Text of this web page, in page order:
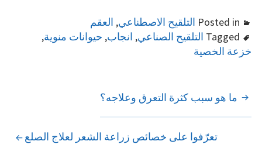
Posted in التلقيح الاصطناعي, العقم
Tagged التلقيح الصناعي, انجاب, حيوانات منوية,
خزعة الخصية
POST
NAVIGATION
ما هو سبب كثرة التعرق وعلاجه؟
تعرّفوا على خصائص زراعة الشعر لعلاج الصلع